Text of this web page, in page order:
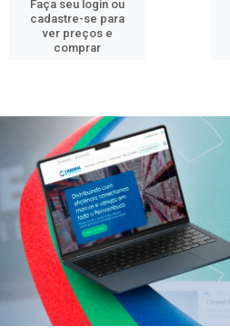
Faça seu login ou
cadastre-se para
ver preços e
comprar